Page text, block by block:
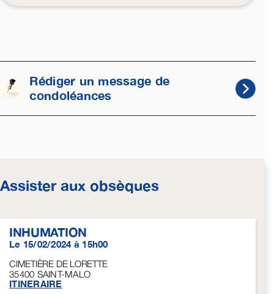
Rédiger un message de
condoléances
Assister aux obsèques
INHUMATION
Le 15/02/2024 à 15h00
CIMETIÈRE DE LORETTE
35400 SAINT-MALO
ITINERAIRE